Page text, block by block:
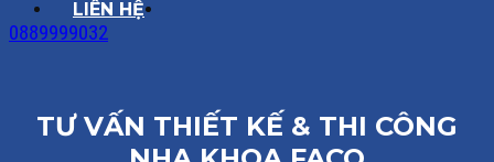
LIÊN HỆ
0889999032
TƯ VẤN THIẾT KẾ & THI CÔNG